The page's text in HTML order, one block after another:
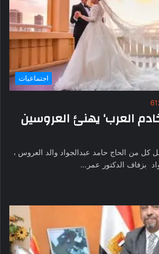
اجتماعيات
العرب‘ يهنئ العروسين
من الحاج حامد عبدالجواد والد العروس ،
بزفاف الدكتور عمر…